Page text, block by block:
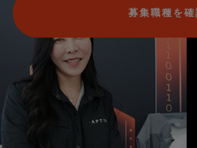
募集職種を確